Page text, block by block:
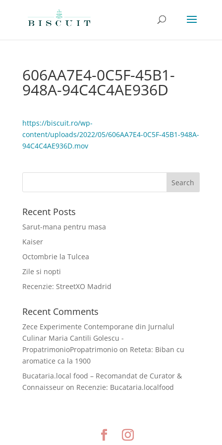
606AA7E4-0C5F-45B1-
948A-94C4C4AE936D
https://biscuit.ro/wp-
content/uploads/2022/05/606AA7E4-0C5F-45B1-948A-
94C4C4AE936D.mov
Recent Posts
Sarut-mana pentru masa
Kaiser
Octombrie la Tulcea
Zile si nopti
Recenzie: StreetXO Madrid
Recent Comments
Zece Experimente Contemporane din Jurnalul
Culinar Maria Cantili Golescu -
PropatrimonioPropatrimonioon Reteta: Biban cu
aromatice ca la 1900
Bucataria.local food – Recomandat de Curator &
Connaisseuron Recenzie: Bucataria.localfood